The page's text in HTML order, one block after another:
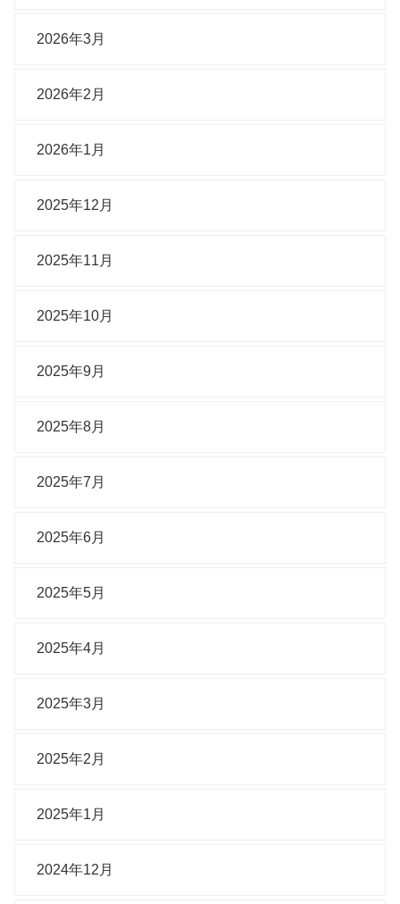
2026年3月
2026年2月
2026年1月
2025年12月
2025年11月
2025年10月
2025年9月
2025年8月
2025年7月
2025年6月
2025年5月
2025年4月
2025年3月
2025年2月
2025年1月
2024年12月